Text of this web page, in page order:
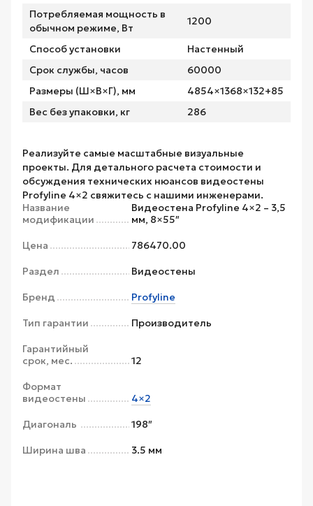
Потребляемая мощность в
обычном режиме, Вт
1200
Способ установки
Настенный
Срок службы, часов
60000
Размеры (Ш×В×Г), мм
4854×1368×132+85
Вес без упаковки, кг
286
Реализуйте самые масштабные визуальные
проекты. Для детального расчета стоимости и
обсуждения технических нюансов видеостены
Profyline 4×2 свяжитесь с нашими инженерами.
Название
модификации
Видеостена Profyline 4×2 – 3,5
мм, 8×55″
Цена 786470.00
Раздел Видеостены
Бренд Profyline
Тип гарантии Производитель
Гарантийный
срок, мес.
12
Формат
видеостены
4×2
Диагональ 198″
Ширина шва 3.5 мм